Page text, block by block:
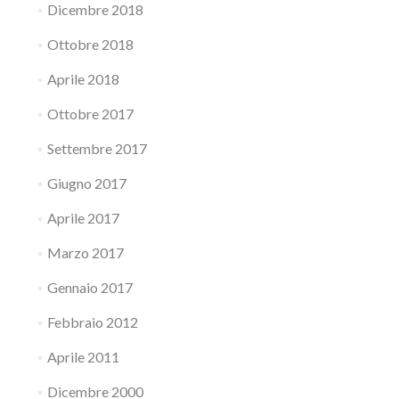
Dicembre 2018
Ottobre 2018
Aprile 2018
Ottobre 2017
Settembre 2017
Giugno 2017
Aprile 2017
Marzo 2017
Gennaio 2017
Febbraio 2012
Aprile 2011
Dicembre 2000